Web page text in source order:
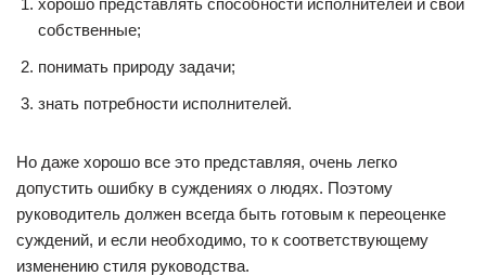
хорошо представлять способности исполнителей и свои
собственные;
понимать природу задачи;
знать потребности исполнителей.
Но даже хорошо все это представляя, очень легко
допустить ошибку в суждениях о людях. Поэтому
руководитель должен всегда быть готовым к переоценке
суждений, и если необходимо, то к соответствующему
изменению стиля руководства.